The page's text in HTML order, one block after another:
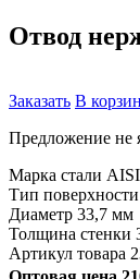
Отвод
Заказать В
Предложение не
Марка стали
Тип поверхности
Диаметр 33,7 мм
Толщина стенки
Артикул товара